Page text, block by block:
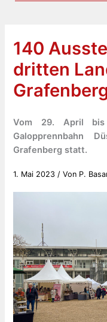
140
dritten
Vom 29. April
Galopprennbahn
Grafenberg statt.
1. Mai 2023 / Von P.